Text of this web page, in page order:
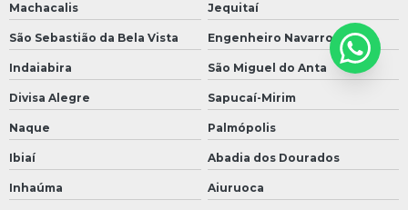
Machacalis Jequitaí
São Sebastião da Bela Vista Engenheiro Navarro
Indaiabira São Miguel do Anta
Divisa Alegre Sapucaí-Mirim
Naque Palmópolis
Ibiaí Abadia dos Dourados
Inhaúma Aiuruoca